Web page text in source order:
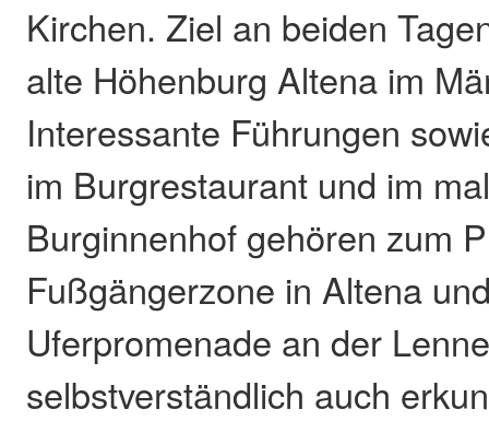
Kirchen. Ziel an beiden
alte Höhenburg Altena im
Interessante Führungen
im Burgrestaurant und im
Burginnenhof gehören zum
Fußgängerzone in Altena
Uferpromenade an der
selbstverständlich auch